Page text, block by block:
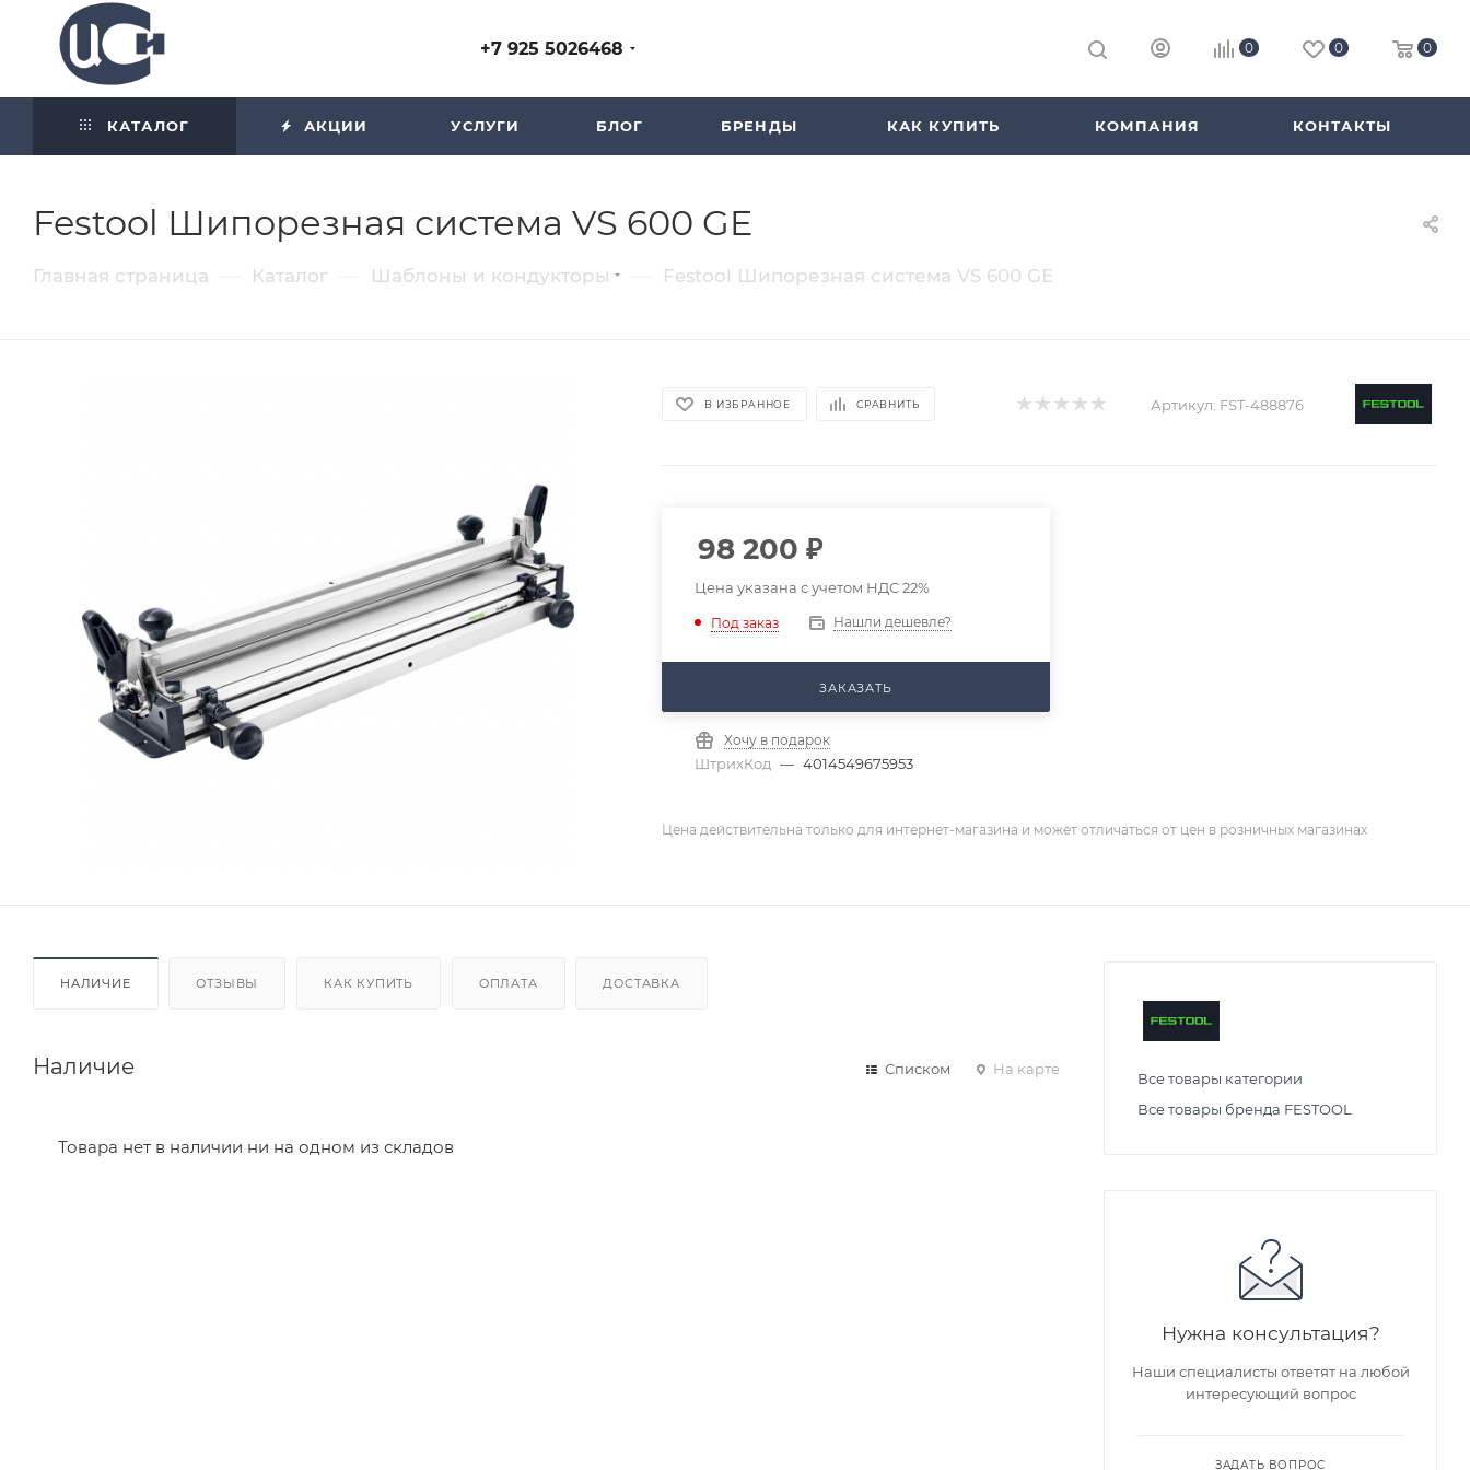
+7 925 5026468 0 0 0
КАТАЛОГ АКЦИИ УСЛУГИ БЛОГ БРЕНДЫ КАК КУПИТЬ КОМПАНИЯ КОНТАКТЫ
Festool Шипорезная система VS 600 GE
Главная страница Каталог Шаблоны и кондукторы Festool Шипорезная система VS 600 GE
В ИЗБРАННОЕ СРАВНИТЬ Артикул: FST-488876
98 200 ₽
Цена указана с учетом НДС 22%
Под заказ Нашли дешевле?
ЗАКАЗАТЬ
Хочу в подарок
ШтрихКод — 4014549675953
Цена действительна только для интернет-магазина и может отличаться от цен в розничных магазинах
НАЛИЧИЕ ОТЗЫВЫ КАК КУПИТЬ ОПЛАТА ДОСТАВКА
Наличие Списком На карте
Товара нет в наличии ни на одном из складов
Все товары категории
Все товары бренда FESTOOL
Нужна консультация?
Наши специалисты ответят на любой
интересующий вопрос
ЗАДАТЬ ВОПРОС